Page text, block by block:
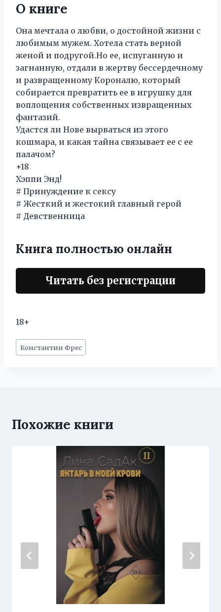
О книге
Она мечтала о любви, о достойной жизни с
любимым мужем. Хотела стать верной
женой и подругой.Но ее, испуганную и
загнанную, отдали в жертву бессердечному
и развращенному Короналю, который
собирается превратить ее в игрушку для
воплощения собственных извращенных
фантазий.
Удастся ли Нове вырваться из этого
кошмара, и какая тайна связывает ее с ее
палачом?
+18
Хэппи Энд!
# Принуждение к сексу
# Жесткий и жестокий главный герой
# Девственница
Книга полностью онлайн
Читать без регистрации
18+
Метки
записи:
Константин Фрес
Похожие книги